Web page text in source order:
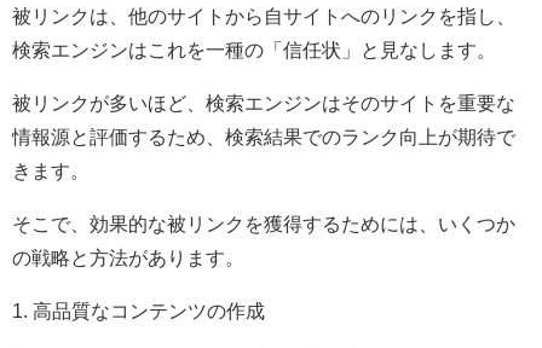
被リンクは、他のサイトから自サイトへのリンクを指し、
検索エンジンはこれを一種の「信任状」と見なします。
被リンクが多いほど、検索エンジンはそのサイトを重要な
情報源と評価するため、検索結果でのランク向上が期待で
きます。
そこで、効果的な被リンクを獲得するためには、いくつか
の戦略と方法があります。
1. 高品質なコンテンツの作成